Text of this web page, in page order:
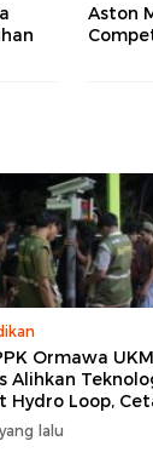
Aston
Ormawa
Alihkan
Hydro Loop,
Desa untuk
Cerdas di
lalu